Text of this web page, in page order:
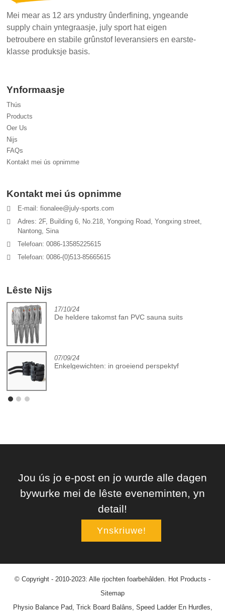
Mei mear as 12 ars yndustry ûnderfining, yngeande
supply chain yntegraasje, july sport hat eigen
betroubere en stabile grûnstof leveransiers en earste-
klasse produksje basis.
Ynformaasje
Thús
Products
Oer Us
Nijs
FAQs
Kontakt mei ús opnimme
Kontakt mei ús opnimme
E-mail: fionalee@july-sports.com
Adres: 2F, Building 6, No.218, Yongxing Road, Yongxing street,
Nantong, Sina
Telefoan: 0086-13585225615
Telefoan: 0086-(0)513-85665615
Lêste Nijs
17/10/24
De heldere takomst fan PVC sauna suits
07/09/24
Enkelgewichten: in groeiend perspektyf
Jou ús jo e-post en jo wurde alle dagen
bywurke mei de lêste eveneminten, yn
detail!
Ynskriuwe!
© Copyright - 2010-2023: Alle rjochten foarbehâlden. Hot Products -
Sitemap
Physio Balance Pad, Trick Board Balâns, Speed ​​Ladder En Hurdles,